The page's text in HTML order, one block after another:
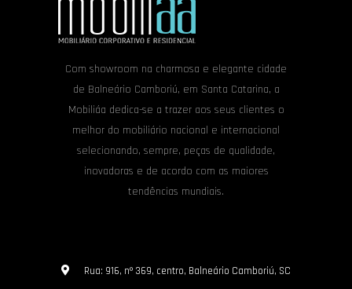
Com showroom na charmosa e elegante cidade
de Balneário Camboriú, em Santa Catarina, a
Mobiliáa dedica-se a trazer aos seus clientes o
melhor do mobiliário nacional e internacional
selecionando, sempre, peças de qualidade,
inovadoras e de acordo com as maiores
tendências mundiais.
Rua: 916, nº 369, centro, Balneário Camboriú, SC